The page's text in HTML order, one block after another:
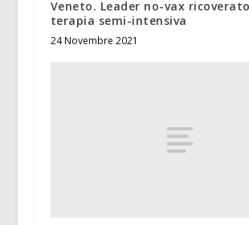
Veneto. Leader no-vax
terapia semi-intensiva
24 Novembre 2021